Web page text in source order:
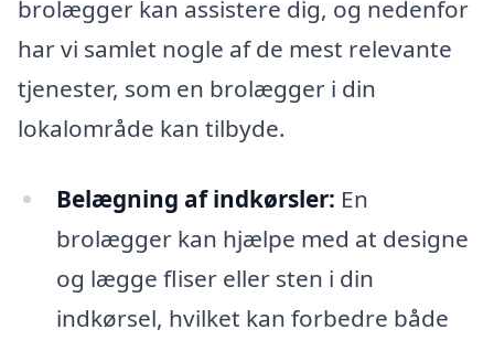
brolægger kan assistere dig, og nedenfor
har vi samlet nogle af de mest relevante
tjenester, som en brolægger i din
lokalområde kan tilbyde.
Belægning af indkørsler: En
brolægger kan hjælpe med at designe
og lægge fliser eller sten i din
indkørsel, hvilket kan forbedre både